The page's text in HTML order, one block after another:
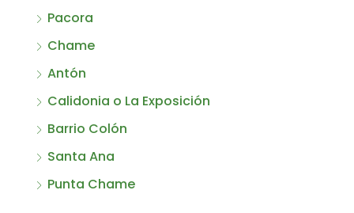
Pacora
Chame
Antón
Calidonia o La Exposición
Barrio Colón
Santa Ana
Punta Chame